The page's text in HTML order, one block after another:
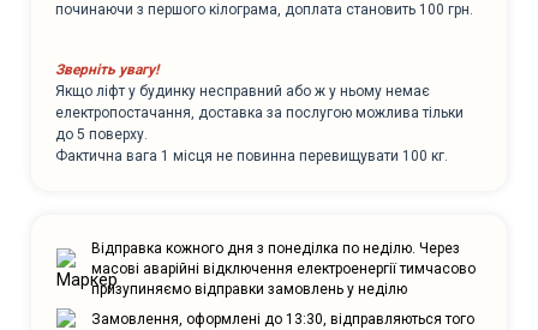
починаючи з першого кілограма, доплата становить 100 грн.
Зверніть увагу!
Якщо ліфт у будинку несправний або ж у ньому немає
електропостачання, доставка за послугою можлива тільки
до 5 поверху.
Фактична вага 1 місця не повинна перевищувати 100 кг.
Відправка кожного дня з понеділка по неділю. Через
масові аварійні відключення електроенергії тимчасово
призупиняємо відправки замовлень у неділю
Замовлення, оформлені до 13:30, відправляються того